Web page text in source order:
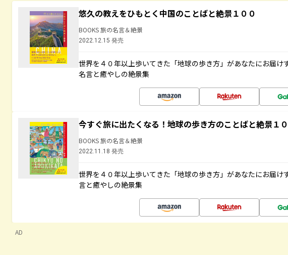
悠久の教えをひもとく中国のことばと絶景１００
BOOKS 旅の名言＆絶景
2022.12.15 発売
世界を４０年以上歩いてきた「地球の歩き方」があなたにお届け
名言と癒やしの絶景集
今すぐ旅に出たくなる！地球の歩き方のことばと絶景１
BOOKS 旅の名言＆絶景
2022.11.18 発売
世界を４０年以上歩いてきた「地球の歩き方」があなたにお届け
言と癒やしの絶景集
AD